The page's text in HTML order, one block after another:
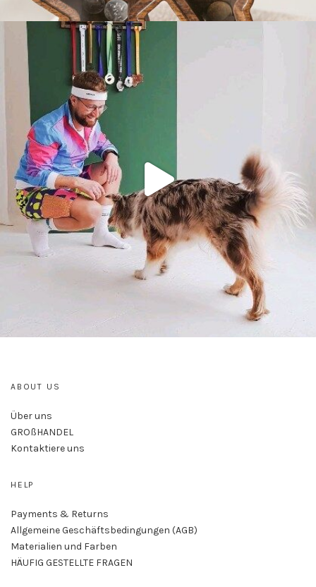
ABOUT US
Über uns
GROßHANDEL
Kontaktiere uns
HELP
Payments & Returns
Allgemeine Geschäftsbedingungen (AGB)
Materialien und Farben
HÄUFIG GESTELLTE FRAGEN